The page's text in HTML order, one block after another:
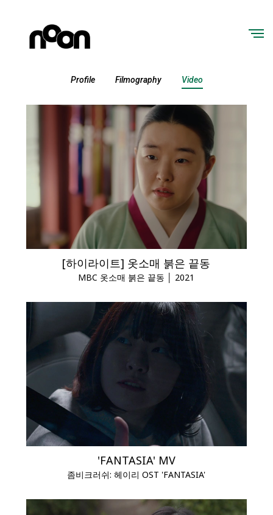
Profile Filmography Video
[하이라이트] 옷소매 붉은 끝동
MBC 옷소매 붉은 끝동 │ 2021
'FANTASIA' MV
좀비크러쉬: 헤이리 OST 'FANTASIA'